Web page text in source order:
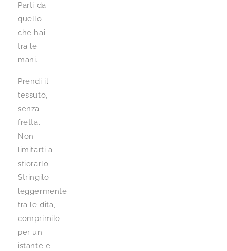
Parti da
quello
che hai
tra le
mani.
Prendi il
tessuto,
senza
fretta.
Non
limitarti a
sfiorarlo.
Stringilo
leggermente
tra le dita,
comprimilo
per un
istante e